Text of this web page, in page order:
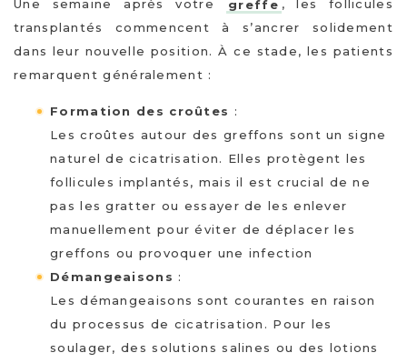
Une semaine après votre greffe , les follicules
transplantés commencent à s’ancrer solidement
dans leur nouvelle position. À ce stade, les patients
remarquent généralement :
Formation des croûtes :
Les croûtes autour des greffons sont un signe
naturel de cicatrisation. Elles protègent les
follicules implantés, mais il est crucial de ne
pas les gratter ou essayer de les enlever
manuellement pour éviter de déplacer les
greffons ou provoquer une infection
Démangeaisons :
Les démangeaisons sont courantes en raison
du processus de cicatrisation. Pour les
soulager, des solutions salines ou des lotions